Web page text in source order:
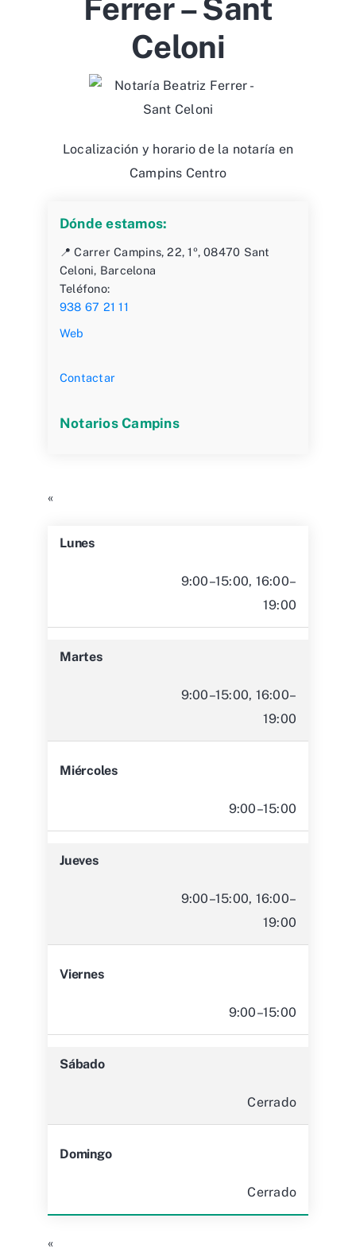
Ferrer – Sant
Celoni
Localización y horario de la notaría en
Campins Centro
Dónde estamos:
📍 Carrer Campins, 22, 1º, 08470 Sant
Celoni, Barcelona
Teléfono:
938 67 21 11
Web
Contactar
Notarios Campins
«
Lunes
9:00–15:00, 16:00–
19:00
Martes
9:00–15:00, 16:00–
19:00
Miércoles
9:00–15:00
Jueves
9:00–15:00, 16:00–
19:00
Viernes
9:00–15:00
Sábado
Cerrado
Domingo
Cerrado
«